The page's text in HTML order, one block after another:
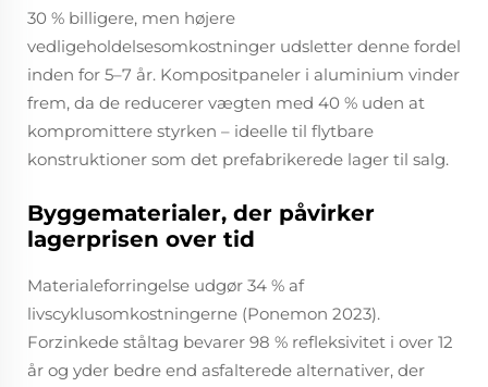
30 % billigere, men højere
vedligeholdelsesomkostninger udsletter denne fordel
inden for 5–7 år. Kompositpaneler i aluminium vinder
frem, da de reducerer vægten med 40 % uden at
kompromittere styrken – ideelle til flytbare
konstruktioner som det prefabrikerede lager til salg.
Byggematerialer, der påvirker
lagerprisen over tid
Materialeforringelse udgør 34 % af
livscyklusomkostningerne (Ponemon 2023).
Forzinkede ståltag bevarer 98 % refleksivitet i over 12
år og yder bedre end asfalterede alternativer, der